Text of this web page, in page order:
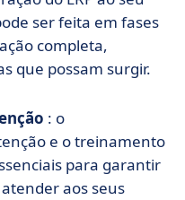
ser feita em fases
completa,
que possam surgir.
: o
e o treinamento
para garantir
aos seus